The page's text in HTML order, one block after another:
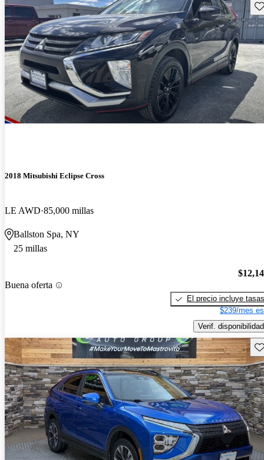
2018 Mitsubishi Eclipse Cross
LE AWD 85,000 millas
Ballston Spa, NY
25 millas
Buena oferta
El precio incluye tasas
$239/mes
Verif. disponibilidad